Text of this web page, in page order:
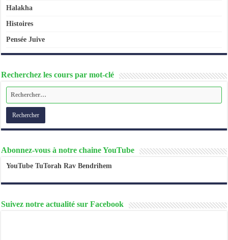
Halakha
Histoires
Pensée Juive
Recherchez les cours par mot-clé
Abonnez-vous à notre chaine YouTube
YouTube TuTorah Rav Bendrihem
Suivez notre actualité sur Facebook